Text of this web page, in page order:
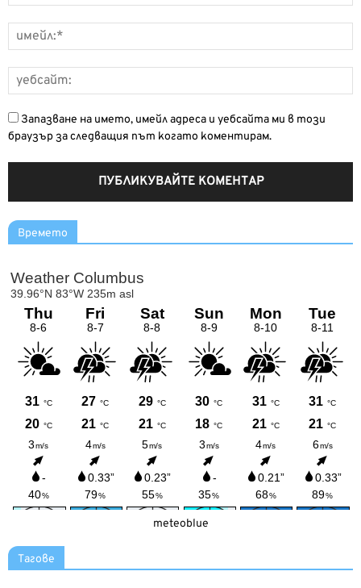
Запазване на името, имейл адреса и уебсайта ми в този
браузър за следващия път когато коментирам.
Времето
meteoblue
Тагове